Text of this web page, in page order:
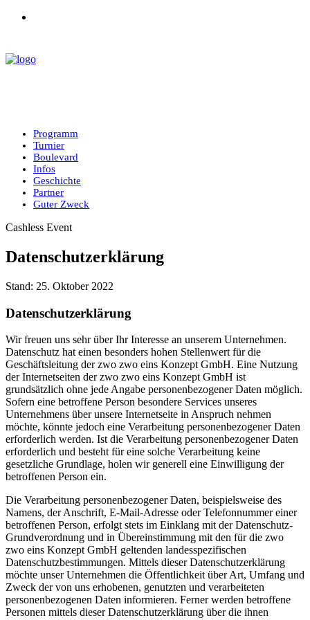
Programm
Turnier
Boulevard
Infos
Geschichte
Partner
Guter Zweck
Cashless Event
Datenschutzerklärung
Stand: 25. Oktober 2022
Datenschutzerklärung
Wir freuen uns sehr über Ihr Interesse an unserem Unternehmen.
Datenschutz hat einen besonders hohen Stellenwert für die
Geschäftsleitung der zwo zwo eins Konzept GmbH. Eine Nutzung
der Internetseiten der zwo zwo eins Konzept GmbH ist
grundsätzlich ohne jede Angabe personenbezogener Daten möglich.
Sofern eine betroffene Person besondere Services unseres
Unternehmens über unsere Internetseite in Anspruch nehmen
möchte, könnte jedoch eine Verarbeitung personenbezogener Daten
erforderlich werden. Ist die Verarbeitung personenbezogener Daten
erforderlich und besteht für eine solche Verarbeitung keine
gesetzliche Grundlage, holen wir generell eine Einwilligung der
betroffenen Person ein.
Die Verarbeitung personenbezogener Daten, beispielsweise des
Namens, der Anschrift, E-Mail-Adresse oder Telefonnummer einer
betroffenen Person, erfolgt stets im Einklang mit der Datenschutz-
Grundverordnung und in Übereinstimmung mit den für die zwo
zwo eins Konzept GmbH geltenden landesspezifischen
Datenschutzbestimmungen. Mittels dieser Datenschutzerklärung
möchte unser Unternehmen die Öffentlichkeit über Art, Umfang und
Zweck der von uns erhobenen, genutzten und verarbeiteten
personenbezogenen Daten informieren. Ferner werden betroffene
Personen mittels dieser Datenschutzerklärung über die ihnen